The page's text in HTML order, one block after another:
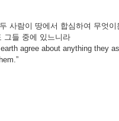
두 사람이 땅에서 합심하여 무엇이
그들 중에 있느니라
agree about anything they